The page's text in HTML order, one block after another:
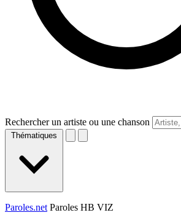
Rechercher un artiste ou une chanson
Thématiques
Paroles.net Paroles HB VIZ